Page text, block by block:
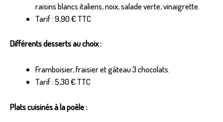
raisins blancs italiens, noix, salade verte, vinaigrette.
Tarif : 9,90 € TTC
Différents desserts au choix :
Framboisier, fraisier et gâteau 3 chocolats.
Tarif : 5,30 € TTC
Plats cuisinés à la poêle :